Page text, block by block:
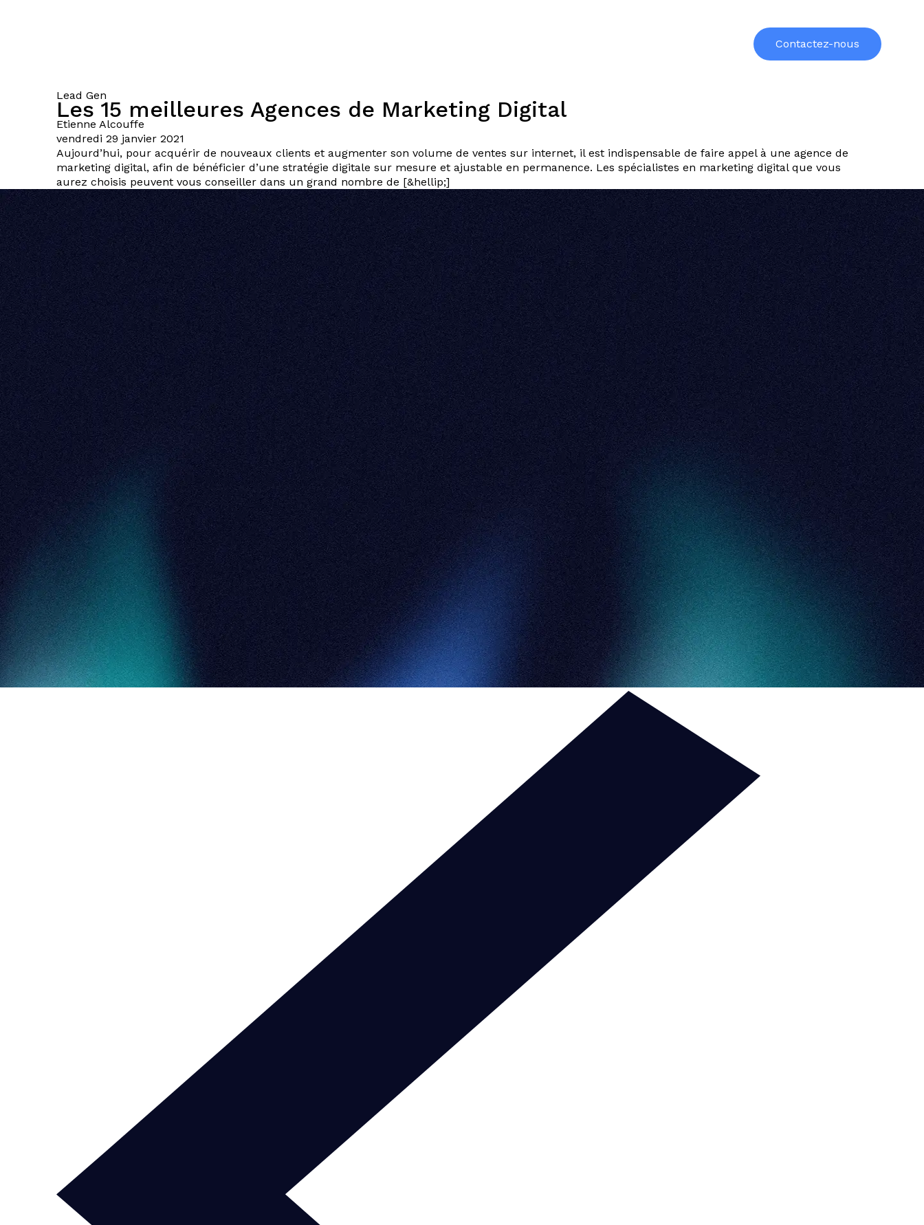
Contactez-nous
Lead Gen
Les 15 meilleures Agences de Marketing Digital
Etienne Alcouffe
vendredi 29 janvier 2021
Aujourd’hui, pour acquérir de nouveaux clients et augmenter son volume de ventes sur internet, il est indispensable de faire appel à une agence de
marketing digital, afin de bénéficier d’une stratégie digitale sur mesure et ajustable en permanence. Les spécialistes en marketing digital que vous
aurez choisis peuvent vous conseiller dans un grand nombre de [&hellip;]